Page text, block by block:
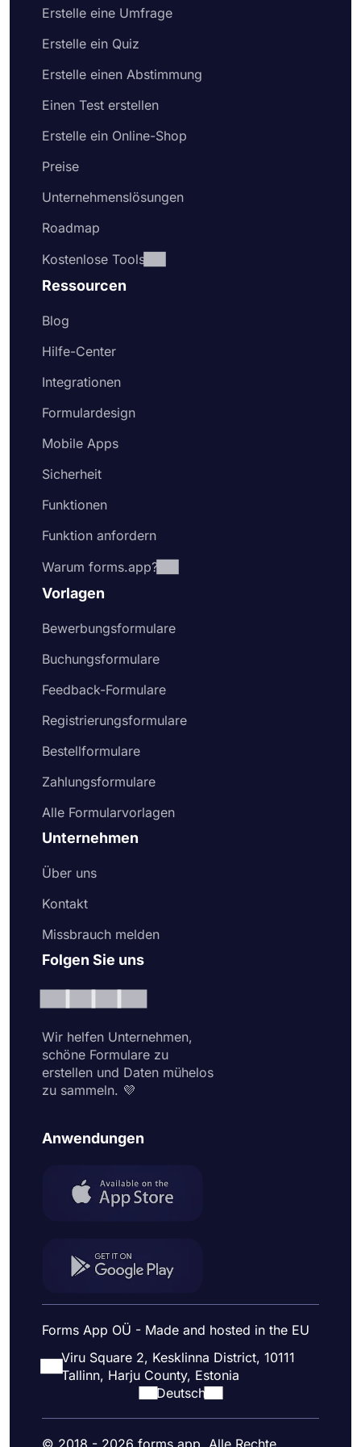
Erstelle eine Umfrage
Erstelle ein Quiz
Erstelle einen Abstimmung
Einen Test erstellen
Erstelle ein Online-Shop
Preise
Unternehmenslösungen
Roadmap
Kostenlose Tools
Ressourcen
Blog
Hilfe-Center
Integrationen
Formulardesign
Mobile Apps
Sicherheit
Funktionen
Funktion anfordern
Warum forms.app?
Vorlagen
Bewerbungsformulare
Buchungsformulare
Feedback-Formulare
Registrierungsformulare
Bestellformulare
Zahlungsformulare
Alle Formularvorlagen
Unternehmen
Über uns
Kontakt
Missbrauch melden
Folgen Sie uns
Wir helfen Unternehmen,
schöne Formulare zu
erstellen und Daten mühelos
zu sammeln. 💜
Anwendungen
Forms App OÜ - Made and hosted in the EU
Viru Square 2, Kesklinna District, 10111
Tallinn, Harju County, Estonia
Deutsch
© 2018 - 2026 forms.app. Alle Rechte